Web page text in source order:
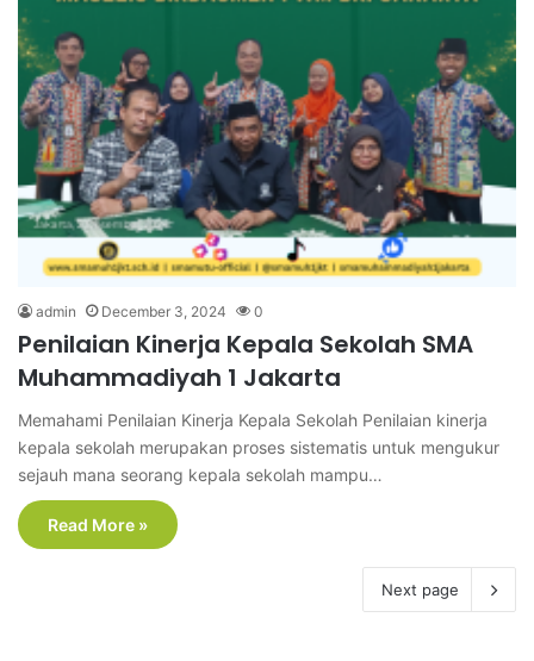
admin December 3, 2024 0
Penilaian Kinerja Kepala Sekolah SMA
Muhammadiyah 1 Jakarta
Memahami Penilaian Kinerja Kepala Sekolah Penilaian kinerja
kepala sekolah merupakan proses sistematis untuk mengukur
sejauh mana seorang kepala sekolah mampu…
Read More »
Next page